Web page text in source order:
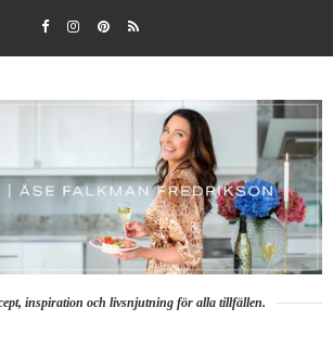
inspiration och livsnjutning för alla tillfällen.